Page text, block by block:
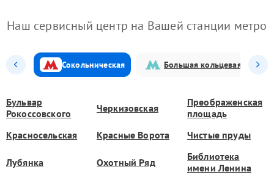
Наш сервисный центр на Вашей станции метро
Сокольническая Большая кольцевая
Бульвар
Рокоссовского
Черкизовская
Преображенская
площадь
Красносельская
Красные Ворота Чистые пруды
Лубянка Охотный Ряд
Библиотека
имени Ленина